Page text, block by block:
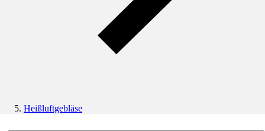
Heißluftgebläse